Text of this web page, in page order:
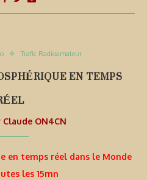
Trafic Radioamateur
EN TEMPS
Claude ON4CN
en temps réel dans le Monde
les 15mn